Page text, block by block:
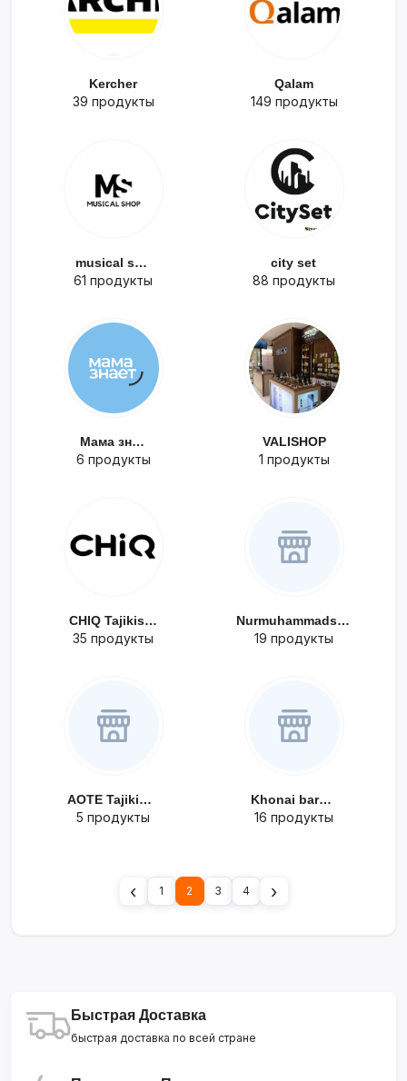
Kercher
39 продукты
Qalam
149 продукты
musical shop
61 продукты
city set
88 продукты
Мама знает
6 продукты
VALISHOP
1 продукты
CHIQ Tajikista...
35 продукты
Nurmuhammadsho...
19 продукты
AOTE Tajikista...
5 продукты
Khonai barohat
16 продукты
‹ 1 2 3 4 ›
Быстрая Доставка
быстрая доставка по всей стране